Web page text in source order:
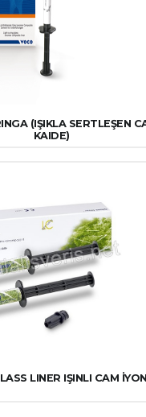
(IŞIKLA SERTLEŞEN
KAIDE)
LINER IŞINLI CAM